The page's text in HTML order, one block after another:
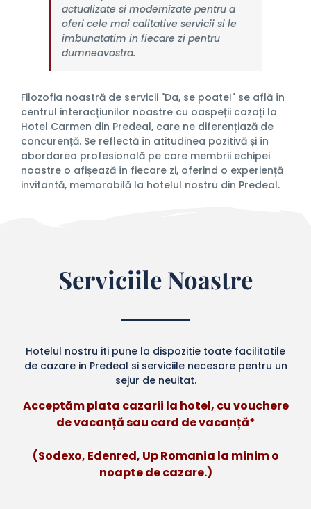
actualizate si modernizate pentru a
oferi cele mai calitative servicii si le
imbunatatim in fiecare zi pentru
dumneavostra.
Filozofia noastră de servicii "Da, se poate!" se află în
centrul interacțiunilor noastre cu oaspeții cazați la
Hotel Carmen din Predeal, care ne diferențiază de
concurență. Se reflectă în atitudinea pozitivă și în
abordarea profesională pe care membrii echipei
noastre o afișează în fiecare zi, oferind o experiență
invitantă, memorabilă la hotelul nostru din Predeal.
Serviciile Noastre
Hotelul nostru iti pune la dispozitie toate facilitatile
de cazare in Predeal si serviciile necesare pentru un
sejur de neuitat.
Acceptăm plata cazarii la hotel, cu vouchere
de vacanță sau card de vacanță*
(Sodexo, Edenred, Up Romania la minim o
noapte de cazare.)